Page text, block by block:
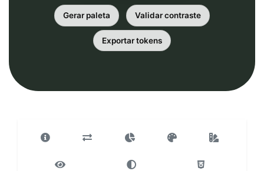
Gerar paleta Validar contraste
Exportar tokens